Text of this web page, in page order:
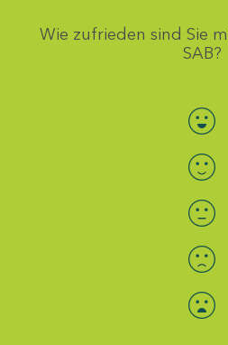
Wie zufrieden sind Sie
SAB?